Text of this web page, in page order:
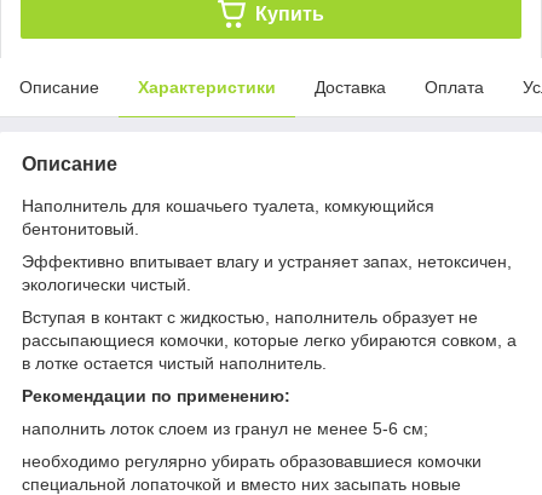
Купить
Описание Характеристики Доставка Оплата
Описание
Наполнитель для кошачьего туалета, комкующийся
бентонитовый.
Эффективно впитывает влагу и устраняет запах, нетоксичен,
экологически чистый.
Вступая в контакт с жидкостью, наполнитель образует не
рассыпающиеся комочки, которые легко убираются совком, а
в лотке остается чистый наполнитель.
Рекомендации по применению:
наполнить лоток слоем из гранул не менее 5-6 см;
необходимо регулярно убирать образовавшиеся комочки
специальной лопаточкой и вместо них засыпать новые